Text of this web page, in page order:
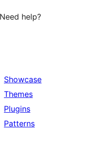
help?
Showcase
Themes
Plugins
Patterns